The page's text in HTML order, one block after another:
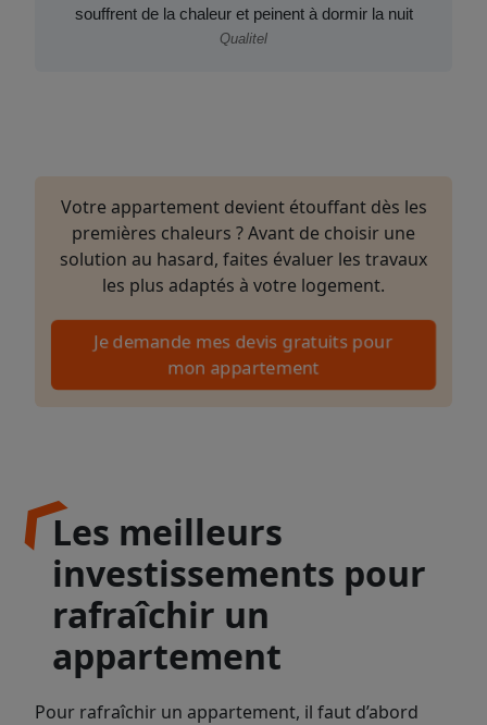
souffrent de la chaleur et peinent à dormir la nuit
Qualitel
Votre appartement devient étouffant dès les
premières chaleurs ? Avant de choisir une
solution au hasard, faites évaluer les travaux
les plus adaptés à votre logement.
Je demande mes devis gratuits pour
mon appartement
Les meilleurs
investissements pour
rafraîchir un
appartement
Pour rafraîchir un appartement, il faut d’abord